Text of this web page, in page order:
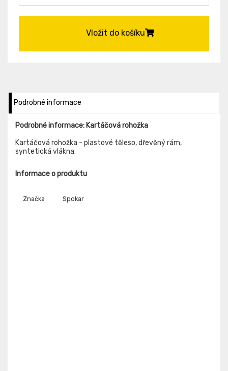
Vložit do košíku
Podrobné informace
Podrobné informace: Kartáčová rohožka
Kartáčová rohožka - plastové těleso, dřevěný rám,
syntetická vlákna.
Informace o produktu
Značka Spokar